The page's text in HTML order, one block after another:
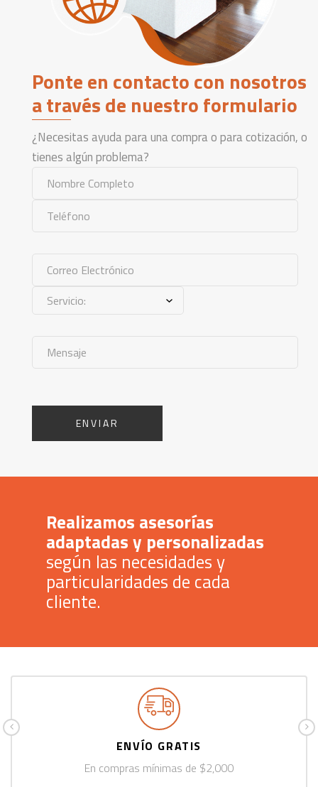
Ponte en contacto con nosotros
a través de nuestro formulario
¿Necesitas ayuda para una compra o para cotización, o
tienes algún problema?
Realizamos asesorías
adaptadas y personalizadas
según las necesidades y
particularidades de cada
cliente.
ENVÍO GRATIS
En compras mínimas de $2,000